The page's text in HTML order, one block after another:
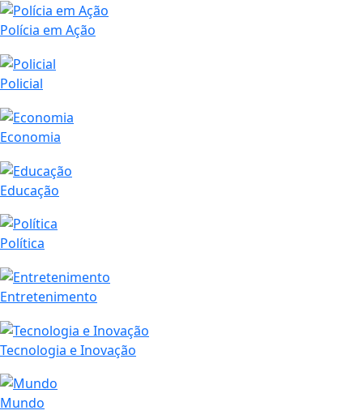
Polícia em Ação
Policial
Economia
Educação
Política
Entretenimento
Tecnologia e Inovação
Mundo